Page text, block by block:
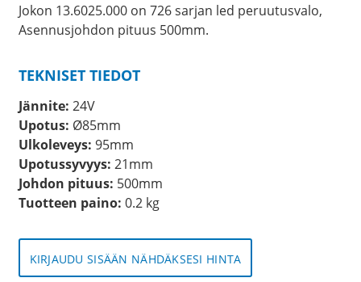
Jokon 13.6025.000 on 726 sarjan led peruutusvalo,
Asennusjohdon pituus 500mm.
TEKNISET TIEDOT
Jännite: 24V
Upotus: Ø85mm
Ulkoleveys: 95mm
Upotussyvyys: 21mm
Johdon pituus: 500mm
Tuotteen paino: 0.2 kg
KIRJAUDU SISÄÄN NÄHDÄKSESI HINTA